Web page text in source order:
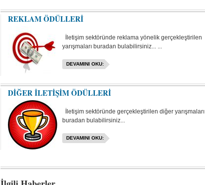
REKLAM ÖDÜLLERİ
İletişim sektöründe reklama yönelik gerçekleştirilen
yarışmaları buradan bulabilirsiniz... ...
DEVAMINI OKU:
DİĞER İLETİŞİM ÖDÜLLERİ
İletişim sektöründe gerçekleştirilen diğer yarışmaları
buradan bulabilirsiniz...
DEVAMINI OKU: